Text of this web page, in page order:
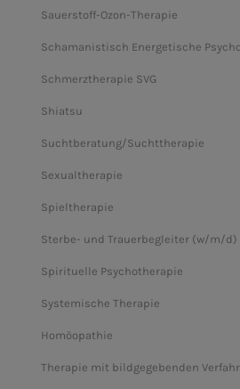
Sauerstoff-Ozon-Therapie
Schamanistisch Energetische
Schmerztherapie SVG
Shiatsu
Suchtberatung/Suchttherapie
Sexualtherapie
Spieltherapie
Sterbe- und Trauerbegleiter (w/m/d)
Spirituelle Psychotherapie
Systemische Therapie
Homöopathie
Therapie mit bildgegebenden